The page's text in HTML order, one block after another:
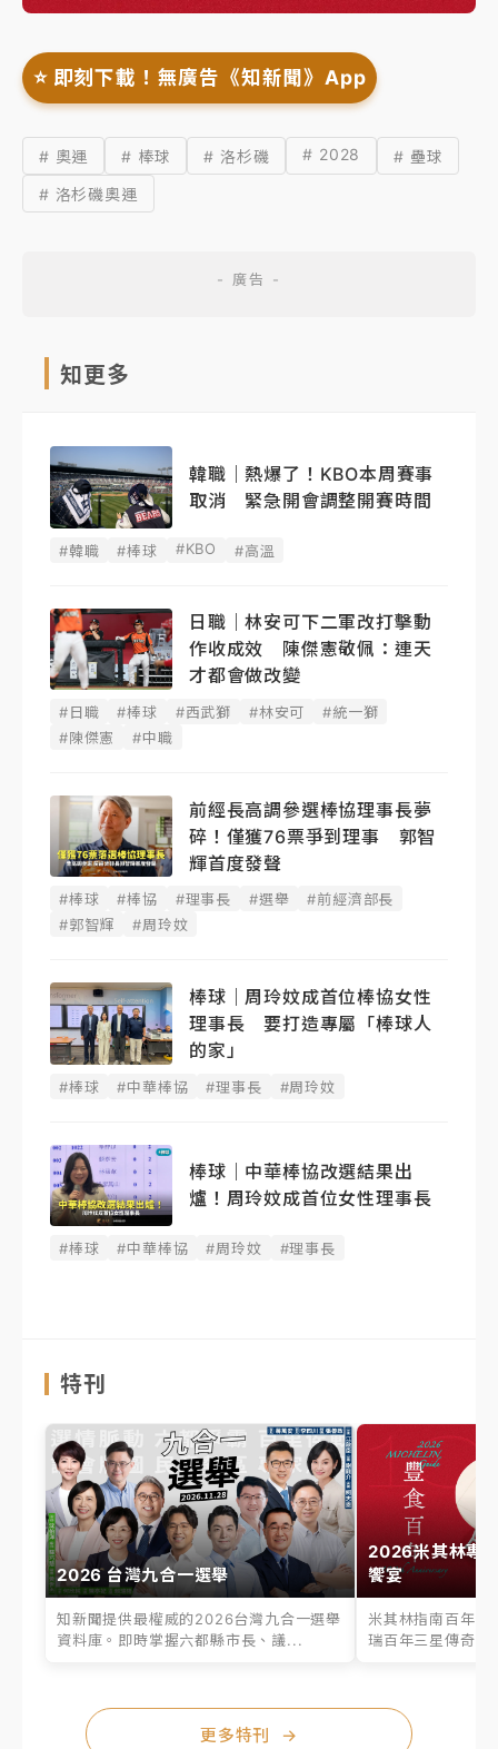
⭐️ 即刻下載！無廣告《知新聞》App
# 奧運 # 棒球 # 洛杉磯 # 2028
# 壘球
# 洛杉磯奧運
知更多
韓職｜熱爆了！KBO本周賽事
取消 緊急開會調整開賽時間
#韓職 #棒球 #KBO #高溫
日職｜林安可下二軍改打擊動
作收成效 陳傑憲敬佩：連天
才都會做改變
#日職 #棒球 #西武獅 #林安可
#統一獅
#陳傑憲
#中職
前經長高調參選棒協理事長夢
碎！僅獲76票爭到理事 郭智
輝首度發聲
#棒球 #棒協 #理事長 #選舉
#前經濟部長
#郭智輝
#周玲妏
棒球｜周玲妏成首位棒協女性
理事長 要打造專屬「棒球人
的家」
#棒球 #中華棒協 #理事長 #周玲妏
棒球｜中華棒協改選結果出
爐！周玲妏成首位女性理事長
#棒球 #中華棒協 #周玲妏 #理事長
特刊
2026 台灣九合一選舉
知新聞提供最權威的2026台灣九合一選舉
資料庫。即時掌握六都縣市長、議...
2026米其林專
饗宴
米其林指南百年之
瑞百年三星傳奇、
更多特刊 →